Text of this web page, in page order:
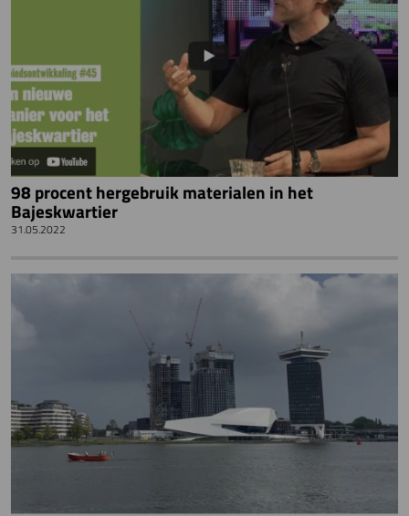
98 procent hergebruik materialen in het
Bajeskwartier
31.05.2022